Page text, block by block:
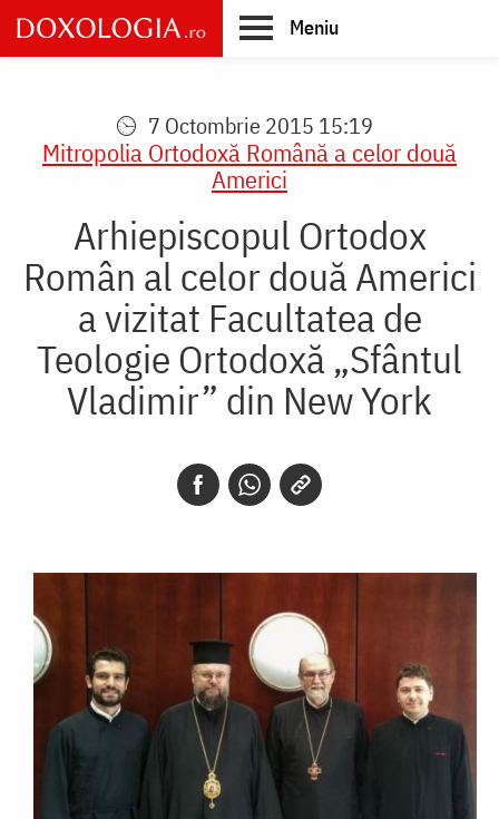
Skip
to
main
Meniu
7 Octombrie 2015 15:19
Mitropolia Ortodoxă Română a celor două
Americi
Arhiepiscopul Ortodox
Român al celor două Americi
a vizitat Facultatea de
Teologie Ortodoxă „Sfântul
Vladimir” din New York